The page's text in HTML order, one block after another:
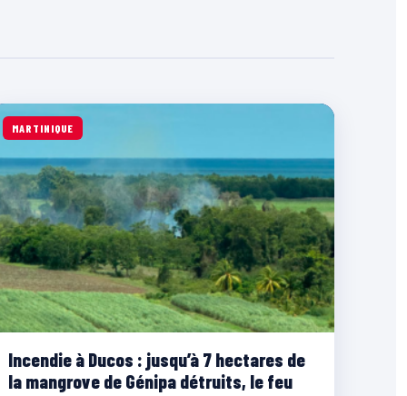
MARTINIQUE
Incendie à Ducos : jusqu’à 7 hectares de
la mangrove de Génipa détruits, le feu